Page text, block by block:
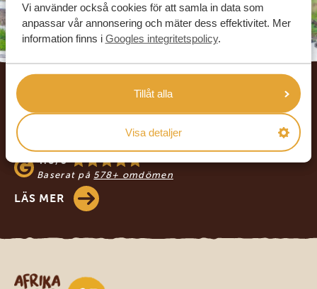
Vi använder också cookies för att samla in data som
anpassar vår annonsering och mäter dess effektivitet. Mer
information finns i Googles integritetspolicy.
Tillåt alla
Visa detaljer
Footer
VÅRA KUNDER REKOMMENDERAR
AFRIKA SAFARI RESOR
Baserat på933+ omdömen
4.8/5
Baserat på 578+ omdömen
LÄS MER
Safari-resor i Afrika